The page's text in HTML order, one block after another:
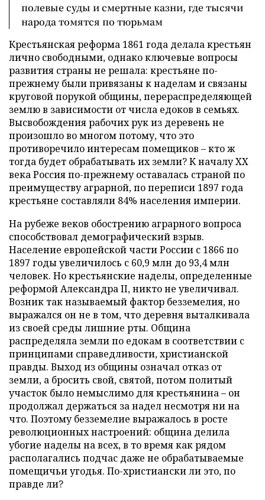
полевые суды и смертные казни, где тысячи
народа томятся по тюрьмам
Крестьянская реформа 1861 года делала крестьян
лично свободными, однако ключевые вопросы
развития страны не решала: крестьяне по-
прежнему были привязаны к наделам и связаны
круговой порукой общины, перераспределяющей
землю в зависимости от числа едоков в семьях.
Высвобождения рабочих рук из деревень не
произошло во многом потому, что это
противоречило интересам помещиков – кто ж
тогда будет обрабатывать их земли? К началу XX
века Россия по-прежнему оставалась страной по
преимуществу аграрной, по переписи 1897 года
крестьяне составляли 84% населения империи.
На рубеже веков обострению аграрного вопроса
способствовал демографический взрыв.
Население европейской части России с 1866 по
1897 годы увеличилось с 60,9 млн до 93,4 млн
человек. Но крестьянские наделы, определенные
реформой Александра II, никто не увеличивал.
Возник так называемый фактор безземелия, но
выражался он не в том, что деревня выталкивала
из своей среды лишние рты. Община
распределяла земли по едокам в соответствии с
принципами справедливости, христианской
правды. Выход из общины означал отказ от
земли, а бросить свой, святой, потом политый
участок было немыслимо для крестьянина – он
продолжал держаться за надел несмотря ни на
что. Поэтому безземелие выражалось в росте
революционных настроений: община делила
убогие наделы на всех, в то время как рядом
располагались подчас даже не обрабатываемые
помещичьи угодья. По-христиански ли это, по
правде ли?